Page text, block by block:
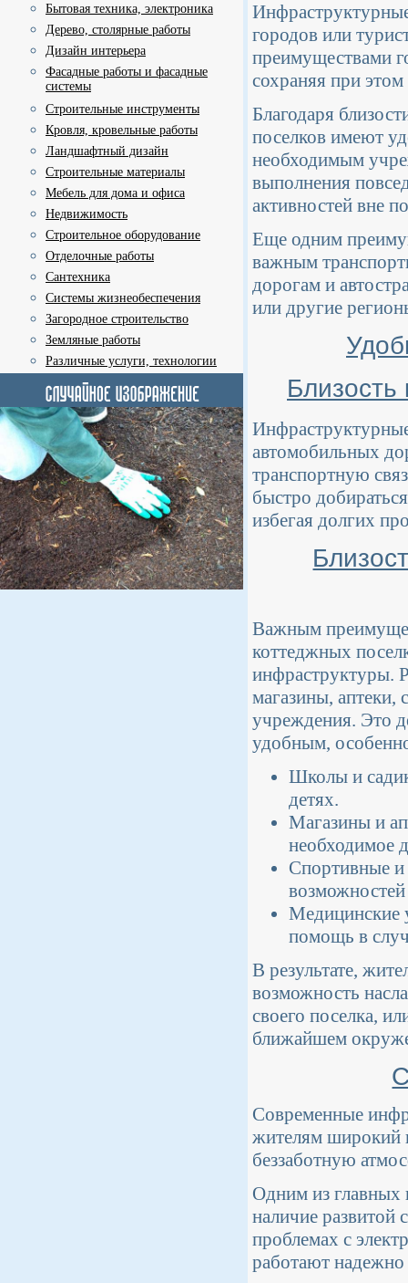
Бытовая техника, электроника
Дерево, столярные работы
Дизайн интерьера
Фасадные работы и фасадные
системы
Строительные инструменты
Кровля, кровельные работы
Ландшафтный дизайн
Строительные материалы
Мебель для дома и офиса
Недвижимость
Строительное оборудование
Отделочные работы
Сантехника
Системы жизнеобеспечения
Загородное строительство
Земляные работы
Различные услуги, технологии
городов или
преимуществами
сохраняя при
Благодаря
поселков имеют
необходимым
выполнения
активностей вне
Еще одним
важным
дорогам и
или другие
автомобильных
транспортную
быстро
избегая долгих
Важным
коттеджных
инфраструктуры.
магазины, аптеки,
учреждения. Это
удобным,
Школы и
детях.
Магазины и
необходимое
Спортивные и
Медицинские
помощь в
В результате,
возможность
своего поселка,
ближайшем
Современные
жителям широкий
беззаботную
Одним из главных
наличие
проблемах с
работают надежно